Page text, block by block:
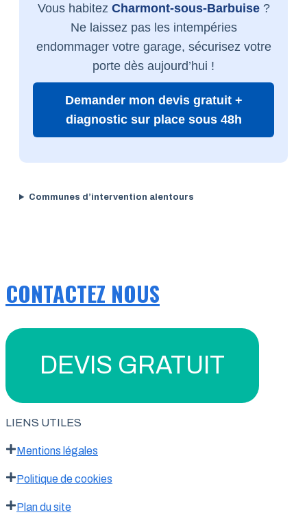
Vous habitez Charmont-sous-Barbuise?
Ne laissez pas les intempéries
endommager votre garage, sécurisez votre
porte dès aujourd’hui !
Demander mon devis gratuit +
diagnostic sur place sous 48h
Communes d’intervention alentours
CONTACTEZ NOUS
DEVIS GRATUIT
LIENS UTILES
Mentions légales
Politique de cookies
Plan du site